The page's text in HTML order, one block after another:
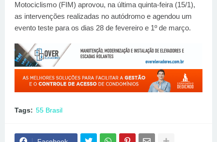
Motociclismo (FIM) aprovou, na última quinta-feira (15/1),
as intervenções realizadas no autódromo e agendou um
evento teste para os dias 28 de fevereiro e 1º de março.
Tags: 55 Brasil